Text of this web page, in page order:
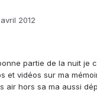
2012
partie de la nuit je
et vidéos sur ma
air hors sa ma aussi